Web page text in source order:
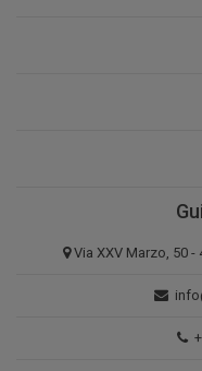
Via XXV Marzo, 50